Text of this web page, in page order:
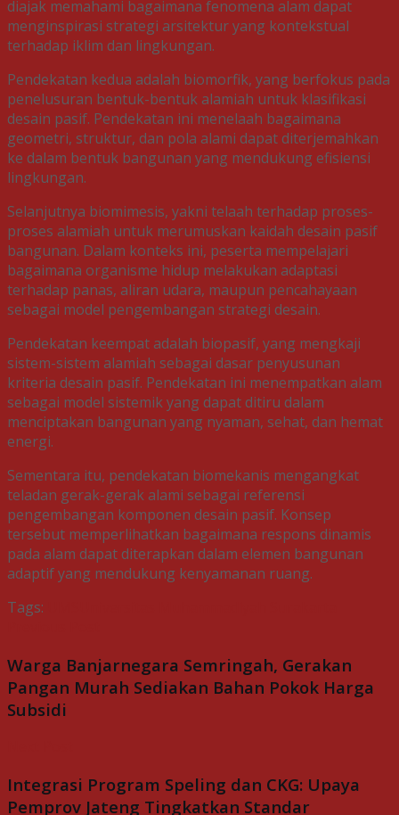
diajak memahami bagaimana fenomena alam dapat
menginspirasi strategi arsitektur yang kontekstual
terhadap iklim dan lingkungan.
Pendekatan kedua adalah biomorfik, yang berfokus pada
penelusuran bentuk-bentuk alamiah untuk klasifikasi
desain pasif. Pendekatan ini menelaah bagaimana
geometri, struktur, dan pola alami dapat diterjemahkan
ke dalam bentuk bangunan yang mendukung efisiensi
lingkungan.
Selanjutnya biomimesis, yakni telaah terhadap proses-
proses alamiah untuk merumuskan kaidah desain pasif
bangunan. Dalam konteks ini, peserta mempelajari
bagaimana organisme hidup melakukan adaptasi
terhadap panas, aliran udara, maupun pencahayaan
sebagai model pengembangan strategi desain.
Pendekatan keempat adalah biopasif, yang mengkaji
sistem-sistem alamiah sebagai dasar penyusunan
kriteria desain pasif. Pendekatan ini menempatkan alam
sebagai model sistemik yang dapat ditiru dalam
menciptakan bangunan yang nyaman, sehat, dan hemat
energi.
Sementara itu, pendekatan biomekanis mengangkat
teladan gerak-gerak alami sebagai referensi
pengembangan komponen desain pasif. Konsep
tersebut memperlihatkan bagaimana respons dinamis
pada alam dapat diterapkan dalam elemen bangunan
adaptif yang mendukung kenyamanan ruang.
Tags:
Warga Banjarnegara Semringah, Gerakan
Pangan Murah Sediakan Bahan Pokok Harga
Subsidi
Integrasi Program Speling dan CKG: Upaya
Pemprov Jateng Tingkatkan Standar